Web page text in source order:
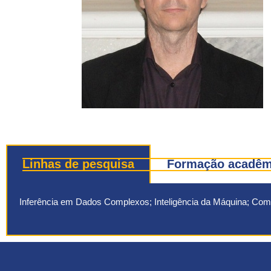
Linhas de pesquisa Formação
Inferência em Dados Complexos; Inteligência da Máquina;